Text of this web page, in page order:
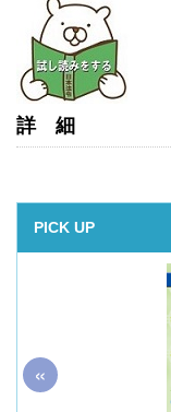
詳細
PICK UP
«